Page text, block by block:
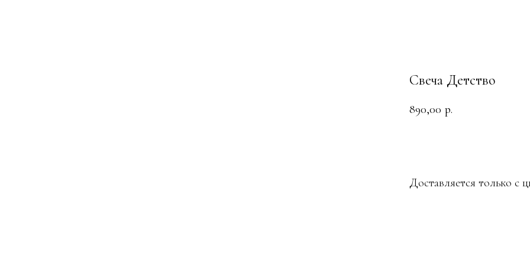
Свеча Детство
890,00 р.
Доставляется только с